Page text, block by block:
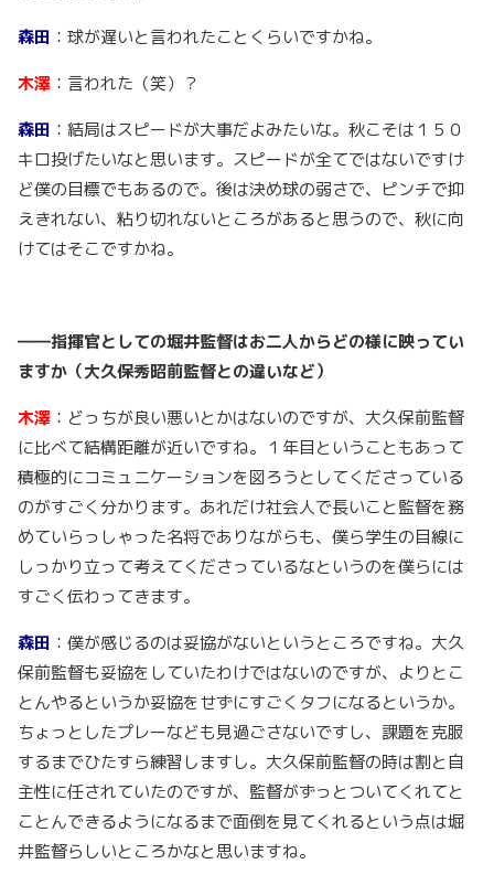
森田 ：球が遅いと言われたことくらいですかね。
木澤 ：言われた（笑）？
森田 ：結局はスピードが大事だよみたいな。秋こそは１５０
キロ投げたいなと思います。スピードが全てではないですけ
ど僕の目標でもあるので。後は決め球の弱さで、ピンチで抑
えきれない、粘り切れないところがあると思うので、秋に向
けてはそこですかね。
――指揮官としての堀井監督はお二人からどの様に映ってい
ますか（大久保秀昭前監督との違いなど）
木澤 ：どっちが良い悪いとかはないのですが、大久保前監督
に比べて結構距離が近いですね。１年目ということもあって
積極的にコミュニケーションを図ろうとしてくださっている
のがすごく分かります。あれだけ社会人で長いこと監督を務
めていらっしゃった名将でありながらも、僕ら学生の目線に
しっかり立って考えてくださっているなというのを僕らには
すごく伝わってきます。
森田 ：僕が感じるのは妥協がないというところですね。大久
保前監督も妥協をしていたわけではないのですが、よりとこ
とんやるというか妥協をせずにすごくタフになるというか。
ちょっとしたプレーなども見過ごさないですし、課題を克服
するまでひたすら練習しますし。大久保前監督の時は割と自
主性に任されていたのですが、監督がずっとついてくれてと
ことんできるようになるまで面倒を見てくれるという点は堀
井監督らしいところかなと思いますね。